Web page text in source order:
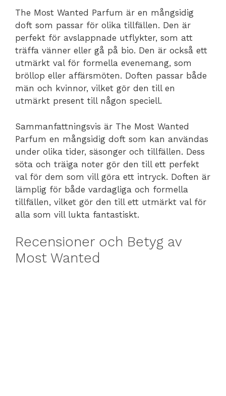
The Most Wanted Parfum är en mångsidig
doft som passar för olika tillfällen. Den är
perfekt för avslappnade utflykter, som att
träffa vänner eller gå på bio. Den är också ett
utmärkt val för formella evenemang, som
bröllop eller affärsmöten. Doften passar både
män och kvinnor, vilket gör den till en
utmärkt present till någon speciell.
Sammanfattningsvis är The Most Wanted
Parfum en mångsidig doft som kan användas
under olika tider, säsonger och tillfällen. Dess
söta och träiga noter gör den till ett perfekt
val för dem som vill göra ett intryck. Doften är
lämplig för både vardagliga och formella
tillfällen, vilket gör den till ett utmärkt val för
alla som vill lukta fantastiskt.
Recensioner och Betyg av
Most Wanted